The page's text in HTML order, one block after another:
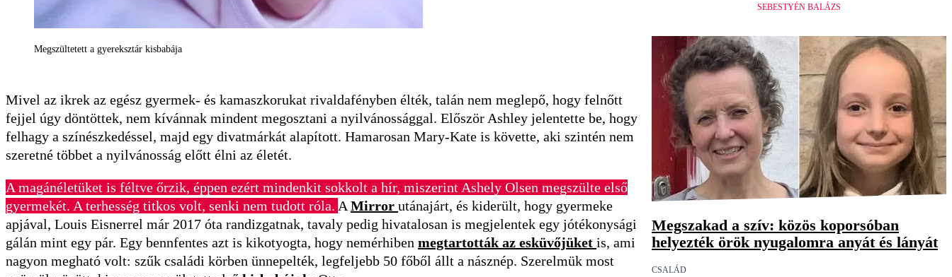
Megszültetett a gyereksztár kisbabája
Mivel az ikrek az egész gyermek- és kamaszkorukat rivaldafényben élték, talán nem meglepő, hogy felnőtt
fejjel úgy döntöttek, nem kívánnak mindent megosztani a nyilvánossággal. Először Ashley jelentette be, hogy
felhagy a színészkedéssel, majd egy divatmárkát alapított. Hamarosan Mary-Kate is követte, aki szintén nem
szeretné többet a nyilvánosság előtt élni az életét.
A magánéletüket is féltve őrzik, éppen ezért mindenkit sokkolt a hír, miszerint Ashely Olsen megszülte első
gyermekét. A terhesség titkos volt, senki nem tudott róla. A Mirror utánajárt, és kiderült, hogy gyermeke
apjával, Louis Eisnerrel már 2017 óta randizgatnak, tavaly pedig hivatalosan is megjelentek egy jótékonysági
gálán mint egy pár. Egy bennfentes azt is kikotyogta, hogy nemérhiben megtartották az esküvőjüket is, ami
nagyon megható volt: szűk családi körben ünnepelték, legfeljebb 50 főből állt a násznép. Szerelmük most
SEBESTYÉN BALÁZS
Megszakad a szív: közös koporsóban
helyezték örök nyugalomra anyát és lányát
CSALÁD